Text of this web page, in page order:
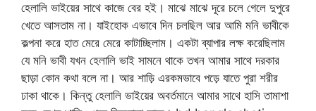
হেলালি ভাইয়ের সাথে কাজে বের হই। মাঝে মাঝে দূরে চলে গেলে দুপুরে
খেতে আসতাম না। যাইহোক এভাবে দিন চলছিল আর আমি মনি ভাবীকে
কল্পনা করে হাত মেরে মেরে কাটাচ্ছিলাম। একটা ব্যাপার লক্ষ করেছিলাম
যে মনি ভাবী যখন হেলালি ভাই সামনে থাকে তখন আমার সাথে দরকার
ছাড়া কোন কথা বলে না। আর শাড়ি এরকমভাবে পড়ে যাতে পুরা শরীর
ঢাকা থাকে। কিন্তু হেলালি ভাইয়ের অবর্তমানে আমার সাথে হাসি তামাশা